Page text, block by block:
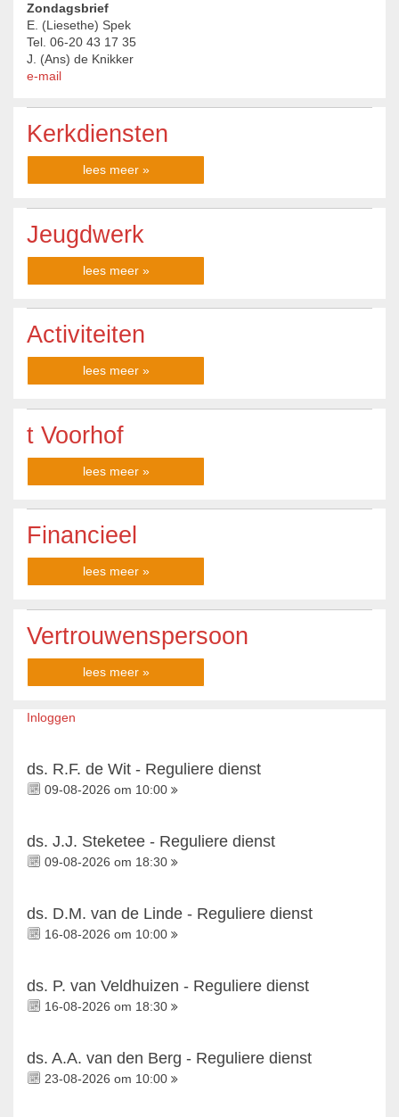
Zondagsbrief
E. (Liesethe) Spek
Tel. 06-20 43 17 35
J. (Ans) de Knikker
e-mail
Kerkdiensten
lees meer »
Jeugdwerk
lees meer »
Activiteiten
lees meer »
t Voorhof
lees meer »
Financieel
lees meer »
Vertrouwenspersoon
lees meer »
Inloggen
ds. R.F. de Wit - Reguliere dienst
09-08-2026 om 10:00
ds. J.J. Steketee - Reguliere dienst
09-08-2026 om 18:30
ds. D.M. van de Linde - Reguliere dienst
16-08-2026 om 10:00
ds. P. van Veldhuizen - Reguliere dienst
16-08-2026 om 18:30
ds. A.A. van den Berg - Reguliere dienst
23-08-2026 om 10:00